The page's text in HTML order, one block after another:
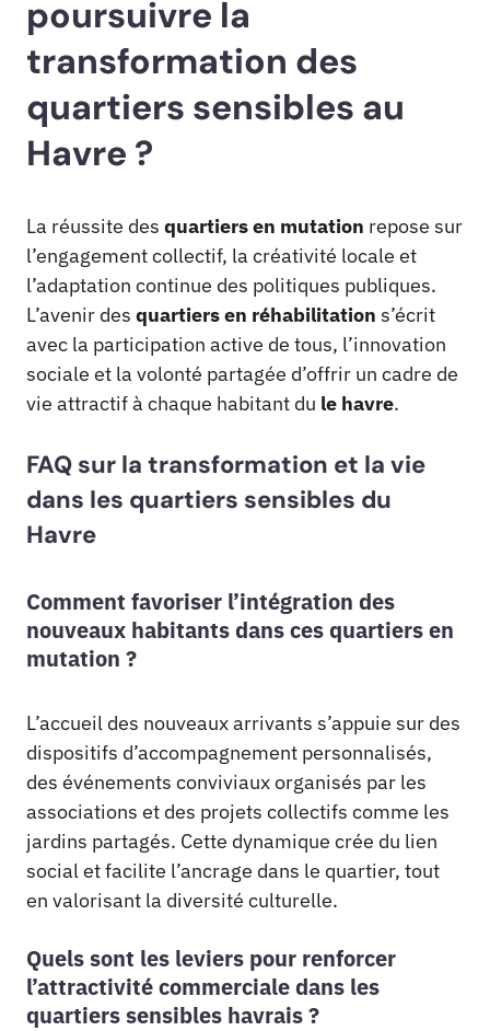
poursuivre la
transformation des
quartiers sensibles au
Havre ?
La réussite des quartiers en mutation repose sur
l’engagement collectif, la créativité locale et
l’adaptation continue des politiques publiques.
L’avenir des quartiers en réhabilitation s’écrit
avec la participation active de tous, l’innovation
sociale et la volonté partagée d’offrir un cadre de
vie attractif à chaque habitant du le havre.
FAQ sur la transformation et la vie
dans les quartiers sensibles du
Havre
Comment favoriser l’intégration des
nouveaux habitants dans ces quartiers en
mutation ?
L’accueil des nouveaux arrivants s’appuie sur des
dispositifs d’accompagnement personnalisés,
des événements conviviaux organisés par les
associations et des projets collectifs comme les
jardins partagés. Cette dynamique crée du lien
social et facilite l’ancrage dans le quartier, tout
en valorisant la diversité culturelle.
Quels sont les leviers pour renforcer
l’attractivité commerciale dans les
quartiers sensibles havrais ?